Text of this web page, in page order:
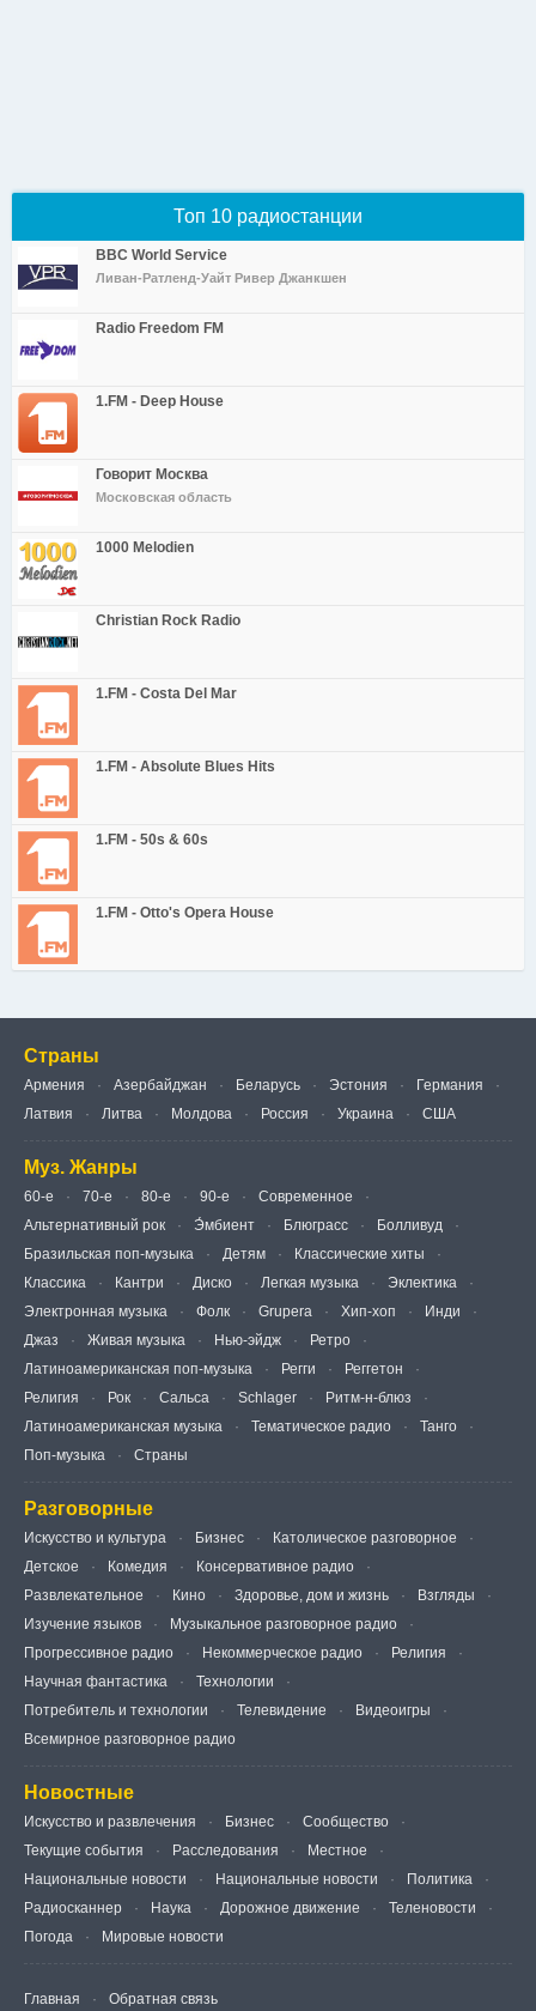
Топ 10 радиостанции
BBC World Service
Ливан-Ратленд-Уайт Ривер Джанкшен
Radio Freedom FM
1.FM - Deep House
Говорит Москва
Московская область
1000 Melodien
Christian Rock Radio
1.FM - Costa Del Mar
1.FM - Absolute Blues Hits
1.FM - 50s & 60s
1.FM - Otto's Opera House
Страны
Армения Азербайджан Беларусь Эстония
Германия
Латвия
Литва Молдова Россия Украина США
Муз. Жанры
60-е 70-е 80-е 90-е
Современное
Альтернативный рок
Э́мбиент Блюграсс
Болливуд
Бразильская поп-музыка
Детям
Классические хиты
Классика
Кантри Диско Легкая музыка
Эклектика
Электронная музыка
Фолк Grupera Хип-хоп
Инди
Джаз
Живая музыка Нью-эйдж
Ретро
Латиноамериканская поп-музыка
Регги
Реггетон
Религия
Рок Сальса Schlager
Ритм-н-блюз
Латиноамериканская музыка
Тематическое радио
Танго
Поп-музыка
Страны
Разговорные
Искусство и культура Бизнес
Католическое разговорное
Детское
Комедия
Консервативное радио
Развлекательное
Кино Здоровье, дом и жизнь
Взгляды
Изучение языков
Музыкальное разговорное радио
Прогрессивное радио
Некоммерческое радио
Религия
Научная фантастика
Технологии
Потребитель и технологии
Телевидение
Видеоигры
Всемирное разговорное радио
Новостные
Искусство и развлечения Бизнес
Сообщество
Текущие события
Расследования
Местное
Национальные новости
Национальные новости
Политика
Радиосканнер
Наука Дорожное движение
Теленовости
Погода
Мировые новости
Главная Обратная связь